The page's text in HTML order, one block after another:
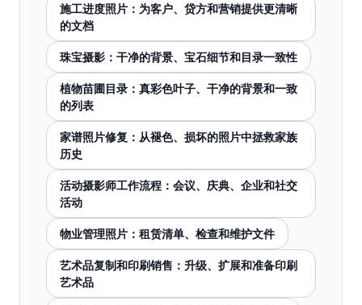
施工进度照片：为客户、贷方和营销提供更清晰
的文档
珠宝摄影：干净的背景、宝石细节和目录一致性
植物苗圃目录：真彩色叶子、干净的背景和一致
的列表
家谱照片修复：从褪色、损坏的照片中拯救家族
历史
活动摄影师工作流程：会议、庆典、企业和社交
活动
物业管理照片：租赁清单、检查和维护文件
艺术品复制和印刷销售：升级、扩展和准备印刷
艺术品